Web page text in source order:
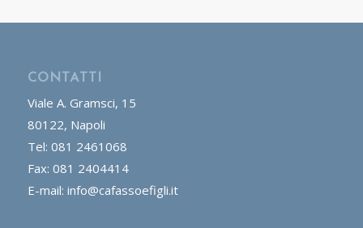
CONTATTI
Viale A. Gramsci, 15
80122, Napoli
Tel: 081 2461068
Fax: 081 2404414
E-mail: info@cafassoefigli.it